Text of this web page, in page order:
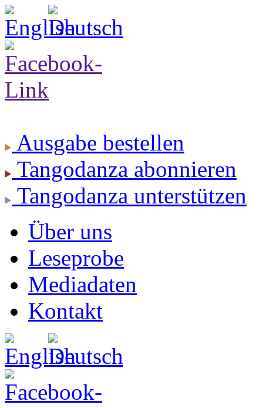
Ausgabe bestellen
Tangodanza abonnieren
Tangodanza unterstützen
Über uns
Leseprobe
Mediadaten
Kontakt